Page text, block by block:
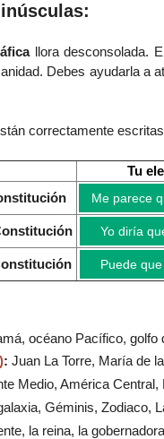
llora desconsolada.
Debes ayudarla a
correctamente
Tu
Me parece
Yo diría
Puede que
océano Pacífico,
: Juan La Torre, María de
Medio, América Central,
Géminis, Zodiaco,
la reina, la